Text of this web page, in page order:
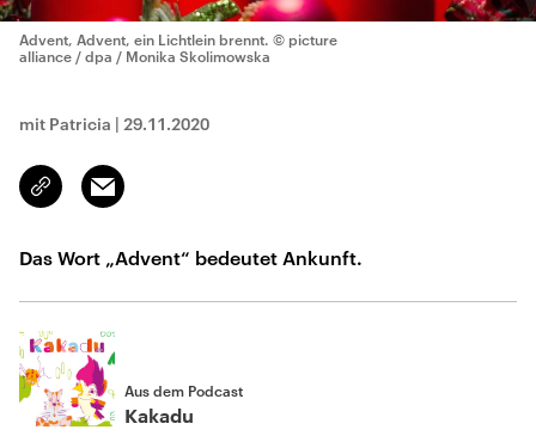
Advent, Advent, ein Lichtlein brennt. © picture
alliance / dpa / Monika Skolimowska
mit Patricia | 29.11.2020
Link
kopieren/teilen
Email
Das Wort „Advent“ bedeutet Ankunft.
Aus dem Podcast
Kakadu